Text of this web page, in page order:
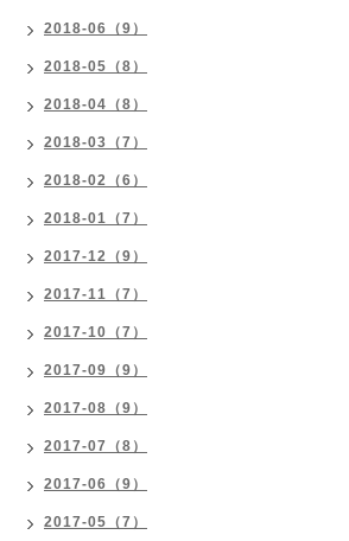
2018-06（9）
2018-05（8）
2018-04（8）
2018-03（7）
2018-02（6）
2018-01（7）
2017-12（9）
2017-11（7）
2017-10（7）
2017-09（9）
2017-08（9）
2017-07（8）
2017-06（9）
2017-05（7）